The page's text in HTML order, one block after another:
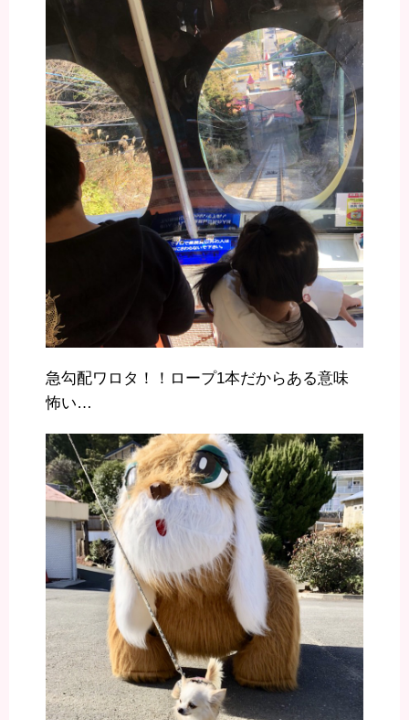
急勾配ワロタ！！ロープ1本だからある意味
怖い…